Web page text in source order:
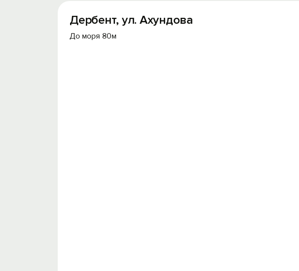
Дербент, ул. Ахундова
До моря 80м